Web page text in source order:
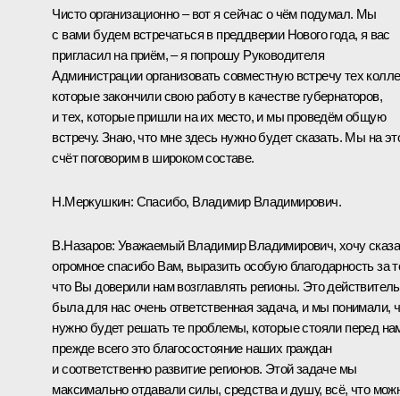
Чисто организационно – вот я сейчас о чём подумал. Мы
с вами будем встречаться в преддверии Нового года, я вас
пригласил на приём, – я попрошу Руководителя
Администрации организовать совместную встречу тех
которые закончили свою работу в качестве губернаторов,
и тех, которые пришли на их место, и мы проведём общую
встречу. Знаю, что мне здесь нужно будет сказать. Мы на
счёт поговорим в широком составе.
Н.Меркушкин: Спасибо, Владимир Владимирович.
В.Назаров: Уважаемый Владимир Владимирович, хочу
огромное спасибо Вам, выразить особую благодарность за
что Вы доверили нам возглавлять регионы. Это
была для нас очень ответственная задача, и мы понимали,
нужно будет решать те проблемы, которые стояли перед
прежде всего это благосостояние наших граждан
и соответственно развитие регионов. Этой задаче мы
максимально отдавали силы, средства и душу, всё, что